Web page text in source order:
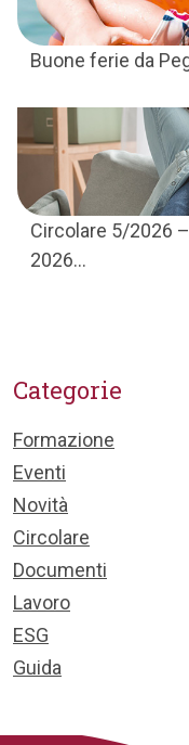
Buone ferie da
Circolare 5/2026
2026...
Categorie
Formazione
Eventi
Novità
Circolare
Documenti
Lavoro
ESG
Guida